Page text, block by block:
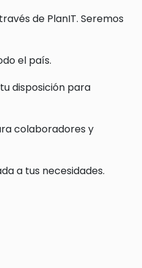
de PlanIT. Seremos
el país.
disposición para
colaboradores y
a tus necesidades.